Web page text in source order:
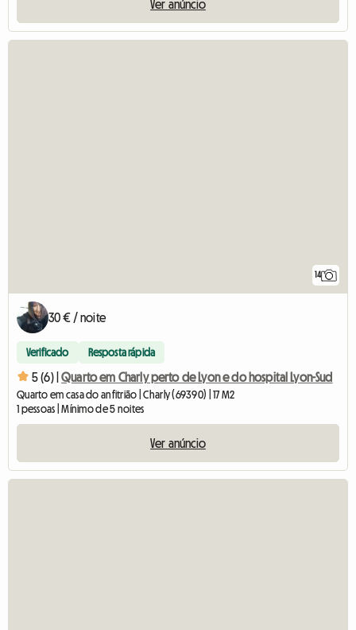
Ver anúncio
14
30 € / noite
Verificado Resposta rápida
5 (6) | Quarto em Charly perto de Lyon e do hospital Lyon-Sud
Quarto em casa do anfitrião | Charly (69390) | 17 M2
1 pessoas | Mínimo de 5 noites
Ver anúncio